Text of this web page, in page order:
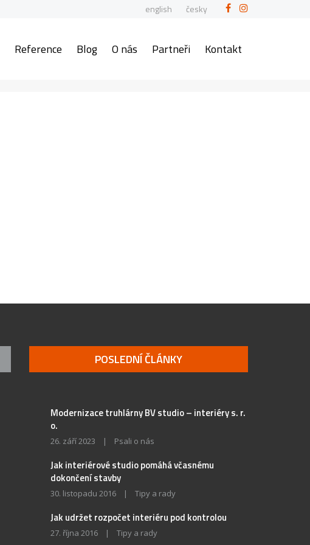
english česky
Reference Blog O nás Partneři Kontakt
POSLEDNÍ ČLÁNKY
Modernizace truhlárny BV studio – interiéry s. r.
o.
26. září 2023 | Psali o nás
Jak interiérové studio pomáhá včasnému
dokončení stavby
30. listopadu 2016 | Tipy a rady
Jak udržet rozpočet interiéru pod kontrolou
27. října 2016 | Tipy a rady